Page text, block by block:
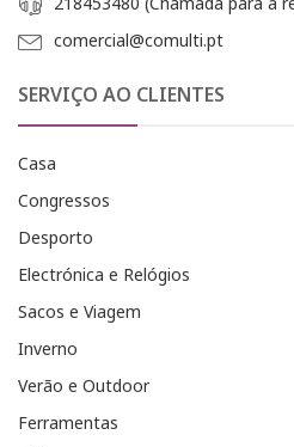
comercial@comulti.pt
SERVIÇO AO CLIENTES
Casa
Congressos
Desporto
Electrónica e Relógios
Sacos e Viagem
Inverno
Verão e Outdoor
Ferramentas